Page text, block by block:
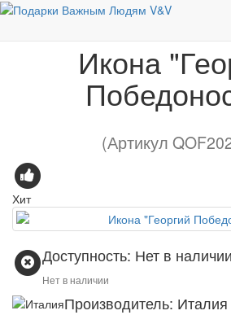
Икона "Георгий
Икона
(Артикул
Хит
Доступность: Нет в наличии
Нет в наличии
Производитель: Италия